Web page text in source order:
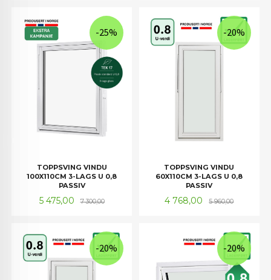
TOPPSVING VINDU
100X110CM 3-LAGS U 0,8
PASSIV
Tilbud
5 475,00 7 300,00Rabatt
-25%
TOPPSVING VINDU
60X110CM 3-LAGS U 0,8
PASSIV
Tilbud
4 768,00 5 960,00Rabatt
-20%
-20% -20%